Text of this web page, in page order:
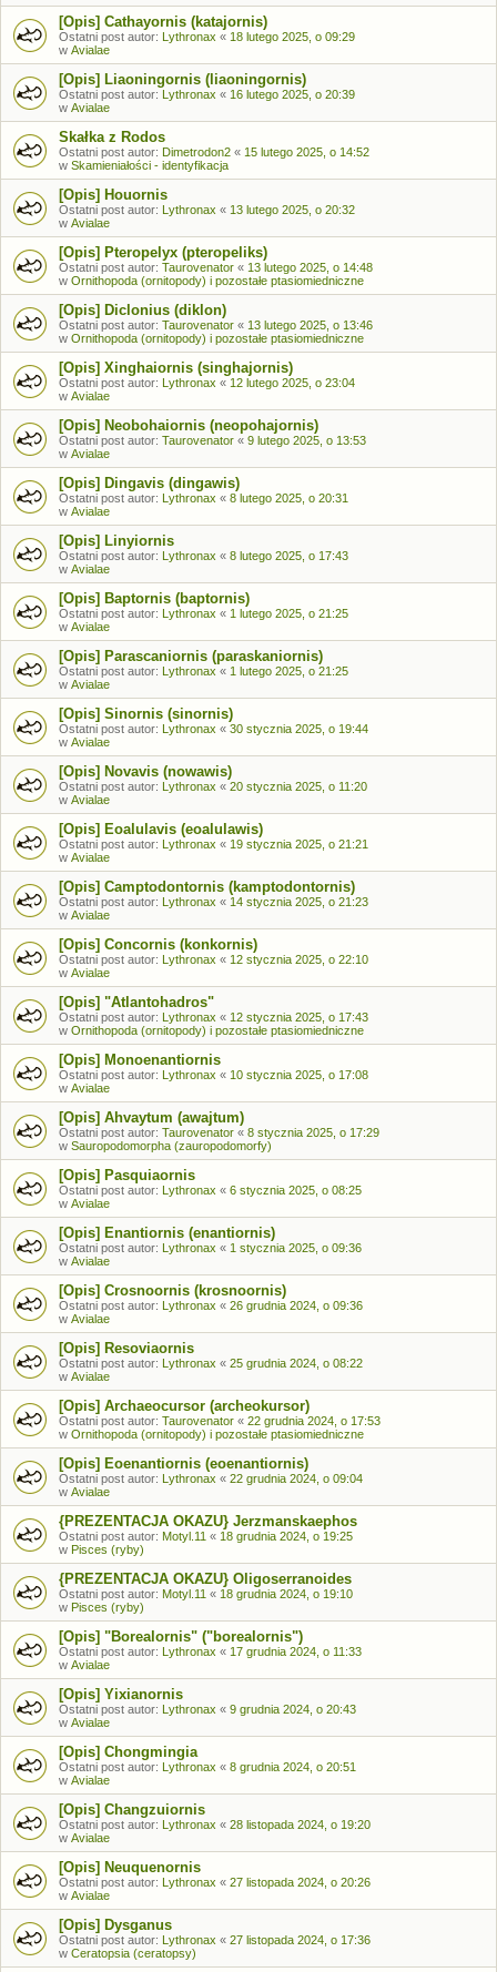
[Opis] Cathayornis (katajornis)
Ostatni post autor: Lythronax « 18 lutego 2025, o 09:29
w Avialae
[Opis] Liaoningornis (liaoningornis)
Ostatni post autor: Lythronax « 16 lutego 2025, o 20:39
w Avialae
Skałka z Rodos
Ostatni post autor: Dimetrodon2 « 15 lutego 2025, o 14:52
w Skamieniałości - identyfikacja
[Opis] Houornis
Ostatni post autor: Lythronax « 13 lutego 2025, o 20:32
w Avialae
[Opis] Pteropelyx (pteropeliks)
Ostatni post autor: Taurovenator « 13 lutego 2025, o 14:48
w Ornithopoda (ornitopody) i pozostałe ptasiomiedniczne
[Opis] Diclonius (diklon)
Ostatni post autor: Taurovenator « 13 lutego 2025, o 13:46
w Ornithopoda (ornitopody) i pozostałe ptasiomiedniczne
[Opis] Xinghaiornis (singhajornis)
Ostatni post autor: Lythronax « 12 lutego 2025, o 23:04
w Avialae
[Opis] Neobohaiornis (neopohajornis)
Ostatni post autor: Taurovenator « 9 lutego 2025, o 13:53
w Avialae
[Opis] Dingavis (dingawis)
Ostatni post autor: Lythronax « 8 lutego 2025, o 20:31
w Avialae
[Opis] Linyiornis
Ostatni post autor: Lythronax « 8 lutego 2025, o 17:43
w Avialae
[Opis] Baptornis (baptornis)
Ostatni post autor: Lythronax « 1 lutego 2025, o 21:25
w Avialae
[Opis] Parascaniornis (paraskaniornis)
Ostatni post autor: Lythronax « 1 lutego 2025, o 21:25
w Avialae
[Opis] Sinornis (sinornis)
Ostatni post autor: Lythronax « 30 stycznia 2025, o 19:44
w Avialae
[Opis] Novavis (nowawis)
Ostatni post autor: Lythronax « 20 stycznia 2025, o 11:20
w Avialae
[Opis] Eoalulavis (eoalulawis)
Ostatni post autor: Lythronax « 19 stycznia 2025, o 21:21
w Avialae
[Opis] Camptodontornis (kamptodontornis)
Ostatni post autor: Lythronax « 14 stycznia 2025, o 21:23
w Avialae
[Opis] Concornis (konkornis)
Ostatni post autor: Lythronax « 12 stycznia 2025, o 22:10
w Avialae
[Opis] "Atlantohadros"
Ostatni post autor: Lythronax « 12 stycznia 2025, o 17:43
w Ornithopoda (ornitopody) i pozostałe ptasiomiedniczne
[Opis] Monoenantiornis
Ostatni post autor: Lythronax « 10 stycznia 2025, o 17:08
w Avialae
[Opis] Ahvaytum (awajtum)
Ostatni post autor: Taurovenator « 8 stycznia 2025, o 17:29
w Sauropodomorpha (zauropodomorfy)
[Opis] Pasquiaornis
Ostatni post autor: Lythronax « 6 stycznia 2025, o 08:25
w Avialae
[Opis] Enantiornis (enantiornis)
Ostatni post autor: Lythronax « 1 stycznia 2025, o 09:36
w Avialae
[Opis] Crosnoornis (krosnoornis)
Ostatni post autor: Lythronax « 26 grudnia 2024, o 09:36
w Avialae
[Opis] Resoviaornis
Ostatni post autor: Lythronax « 25 grudnia 2024, o 08:22
w Avialae
[Opis] Archaeocursor (archeokursor)
Ostatni post autor: Taurovenator « 22 grudnia 2024, o 17:53
w Ornithopoda (ornitopody) i pozostałe ptasiomiedniczne
[Opis] Eoenantiornis (eoenantiornis)
Ostatni post autor: Lythronax « 22 grudnia 2024, o 09:04
w Avialae
{PREZENTACJA OKAZU} Jerzmanskaephos
Ostatni post autor: Motyl.11 « 18 grudnia 2024, o 19:25
w Pisces (ryby)
{PREZENTACJA OKAZU} Oligoserranoides
Ostatni post autor: Motyl.11 « 18 grudnia 2024, o 19:10
w Pisces (ryby)
[Opis] "Borealornis" ("borealornis")
Ostatni post autor: Lythronax « 17 grudnia 2024, o 11:33
w Avialae
[Opis] Yixianornis
Ostatni post autor: Lythronax « 9 grudnia 2024, o 20:43
w Avialae
[Opis] Chongmingia
Ostatni post autor: Lythronax « 8 grudnia 2024, o 20:51
w Avialae
[Opis] Changzuiornis
Ostatni post autor: Lythronax « 28 listopada 2024, o 19:20
w Avialae
[Opis] Neuquenornis
Ostatni post autor: Lythronax « 27 listopada 2024, o 20:26
w Avialae
[Opis] Dysganus
Ostatni post autor: Lythronax « 27 listopada 2024, o 17:36
w Ceratopsia (ceratopsy)